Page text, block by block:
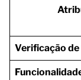
Verificação